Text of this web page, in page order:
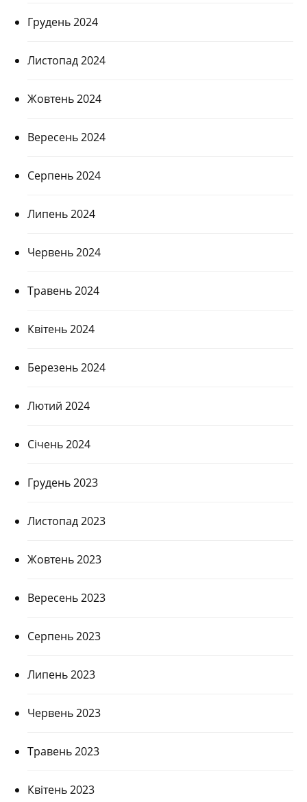
Грудень 2024
Листопад 2024
Жовтень 2024
Вересень 2024
Серпень 2024
Липень 2024
Червень 2024
Травень 2024
Квітень 2024
Березень 2024
Лютий 2024
Січень 2024
Грудень 2023
Листопад 2023
Жовтень 2023
Вересень 2023
Серпень 2023
Липень 2023
Червень 2023
Травень 2023
Квітень 2023